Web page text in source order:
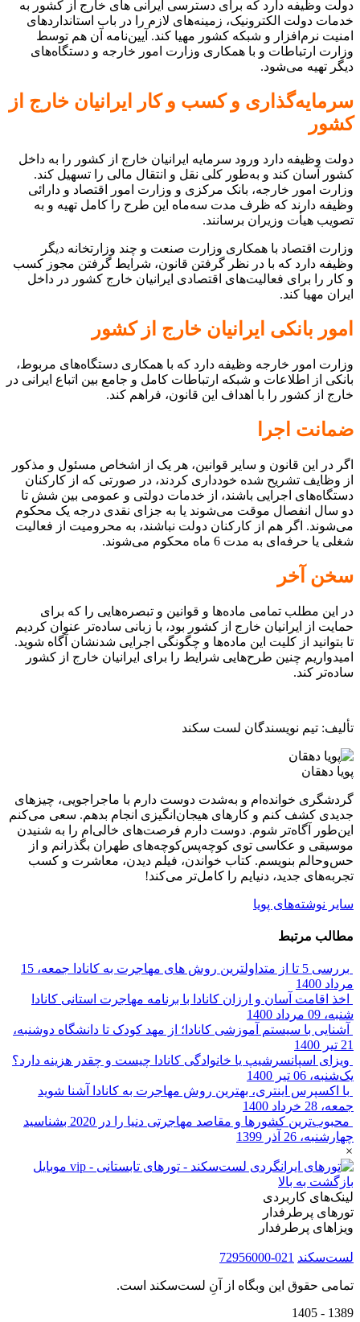
دولت وظیفه دارد که برای دسترسی ایرانی‌ های خارج از کشور به
خدمات دولت الکترونیک، زمینه‌های لازم را در باب استانداردهای
امنیت نرم‌افزار و شبکه کشور مهیا کند. آیین‌نامه آن هم توسط
وزارت ارتباطات و با همکاری وزارت امور خارجه و دستگاه‌های
دیگر تهیه می‌شود.
سرمایه‌گذاری و کسب و کار ایرانیان خارج از
کشور
دولت وظیفه دارد ورود سرمایه ایرانیان خارج از کشور را به داخل
کشور آسان کند و به‌طور کلی نقل و انتقال مالی را تسهیل کند.
وزارت امور خارجه، بانک مرکزی و وزارت امور اقتصاد و دارائی
وظیفه دارند که ظرف مدت سه‌ماه این طرح را کامل تهیه و به
تصویب هیأت وزیران برسانند.
وزارت اقتصاد با همکاری وزارت صنعت و چند وزارتخانه دیگر
وظیفه دارد که با در نظر گرفتن قانون، شرایط گرفتن مجوز کسب
و کار را برای فعالیت‌های اقتصادی ایرانیان خارج کشور در داخل
ایران مهیا کند.
امور بانکی ایرانیان خارج از کشور
وزارت امور خارجه وظیفه دارد که با همکاری دستگاه‌های مربوط،
بانکی از اطلاعات و شبکه ارتباطات کامل و جامع بین اتباع ایرانی در
خارج از کشور را با اهداف این قانون، فراهم کند.
ضمانت اجرا
اگر در این قانون و سایر قوانین، هر یک از اشخاص مسئول و مذکور
از وظایف تشریح شده خودداری کردند، در صورتی که از کارکنان
دستگاه‌های اجرایی باشند، از خدمات دولتی و عمومی بین شش تا
دو سال انفصال موقت می‌شوند یا به جزای نقدی درجه یک محکوم
می‌شوند. اگر هم از کارکنان دولت نباشند، به محرومیت از فعالیت
شغلی یا حرفه‌ای به مدت 6 ماه محکوم می‌شوند.
سخن آخر
در این مطلب تمامی ماده‌ها و قوانین و تبصره‌هایی را که برای
حمایت از ایرانیان خارج از کشور بود، با زبانی ساده‌تر عنوان کردیم
تا بتوانید از کلیت این ماده‌ها و چگونگی اجرایی شدنشان آگاه شوید.
امیدواریم چنین طرح‌هایی شرایط را برای ایرانیان خارج از کشور
ساده‌تر کند.
تألیف: تیم نویسندگان لست سکند
پویا دهقان
گردشگری خوانده‌ام و به‌شدت دوست دارم با ماجراجویی، چیزهای
جدیدی کشف کنم و کارهای هیجان‌انگیزی انجام بدهم. سعی می‌کنم
این‌طور آگاه‌تر شوم. دوست دارم فرصت‌های خالی‌ام را به شنیدن
موسیقی و عکاسی توی کوچه‌پس‌کوچه‌های طهران بگذرانم و از
حس‌وحالم بنویسم. کتاب خواندن، فیلم دیدن، معاشرت و کسب
تجربه‌های جدید، دنیایم را کامل‌تر می‌کند!
سایر نوشته‌های پویا
مطالب مرتبط
بررسی 5 تا از متداولترین روش‌ های مهاجرت به کانادا
جمعه، 15
مرداد 1400
اخذ اقامت آسان و ارزان کانادا با برنامه مهاجرت استانی کانادا
شنبه، 09 مرداد 1400
آشنایی با سیستم آموزشی کانادا؛ از مهد کودک تا دانشگاه دوشنبه،
21 تیر 1400
ویزای اسپانسرشیپ یا خانوادگی کانادا چیست و چقدر هزینه دارد؟
یک‌شنبه، 06 تیر 1400
با اکسپرس اینتری، بهترین روش مهاجرت به کانادا آشنا شوید
جمعه، 28 خرداد 1400
محبوب‌ترین کشورها و مقاصد مهاجرتی دنیا را در 2020 بشناسید
چهارشنبه، 26 آذر 1399
×
بازگشت به بالا
لینک‌های کاربردی
تورهای پرطرفدار
ویزاهای پرطرفدار
لست‌سکند 021-72956000
تمامی حقوق این وبگاه از آنِ لست‌سکند است.
1389 - 1405